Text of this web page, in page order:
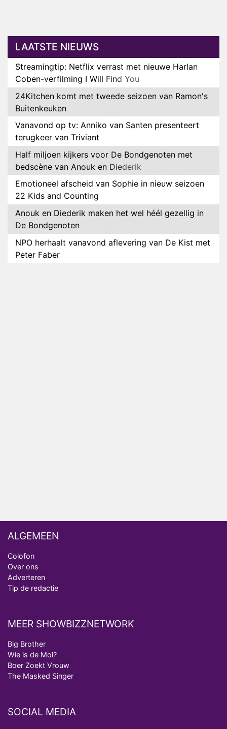
LAATSTE NIEUWS
Streamingtip: Netflix verrast met nieuwe Harlan
Coben-verfilming I Will Find You
24Kitchen komt met tweede seizoen van Ramon's
Buitenkeuken
Vanavond op tv: Anniko van Santen presenteert
terugkeer van Triviant
Half miljoen kijkers voor De Bondgenoten met
bedscène van Anouk en Diederik
Emotioneel afscheid van Sophie in nieuw seizoen
22 Kids and Counting
Anouk en Diederik maken het wel héél gezellig in
De Bondgenoten
NPO herhaalt vanavond aflevering van De Kist met
Peter Faber
ALGEMEEN
Colofon
Over ons
Adverteren
Tip de redactie
MEER SHOWBIZZNETWORK
Big Brother
Wie is de Mol?
Boer Zoekt Vrouw
The Masked Singer
SOCIAL MEDIA